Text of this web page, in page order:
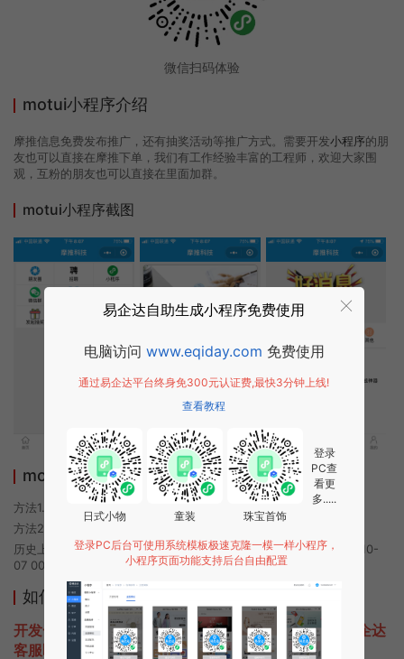
微信扫码体验
motui小程序介绍
摩推信息免费发布推广，还有抽奖活动等推广方式。需要开发小程序的朋
友也可以直接在摩推下单，我们有工作经验丰富的工程师，欢迎大家围
观，互粉的朋友也可以直接在里面加群。
motui小程序截图
motui小程序使用方法
方法1. 使用微信扫描本页面上方二维码进入motui的小程序
方法2. 在微信中搜索“motui”即可进入小程序
历史上的今时小程序由motui团队开发，易企达小程序商店于2020-10-
07 00:08发布
如何开发类似motui的小程序
开发一款类似motui的小程序不难，只需要咨询本站易企达
客服即可为您定制开发，免费提供报价。
易企达自助生成小程序免费使用
电脑访问 www.eqiday.com 免费使用
通过易企达平台终身免300元认证费,最快3分钟上线!
查看教程
日式小物 童装 珠宝首饰
登录
PC查
看更
多.....
登录PC后台可使用系统模板极速克隆一模一样小程序，
小程序页面功能支持后台自由配置